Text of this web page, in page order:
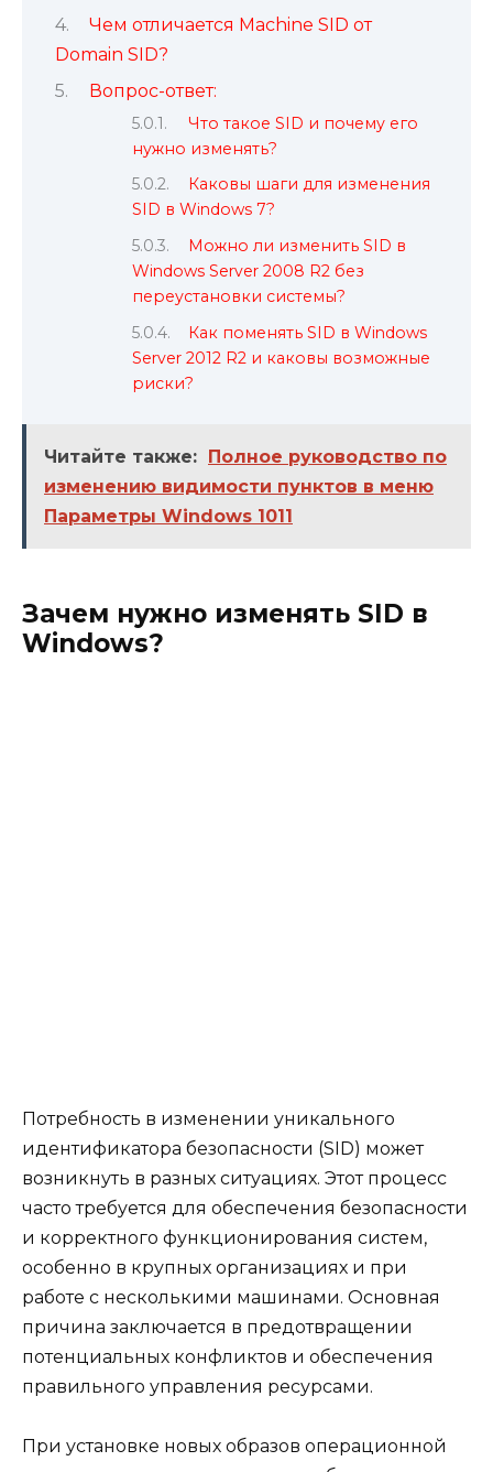
Чем отличается Machine SID от
Domain SID?
Вопрос-ответ:
Что такое SID и почему его
нужно изменять?
Каковы шаги для изменения
SID в Windows 7?
Можно ли изменить SID в
Windows Server 2008 R2 без
переустановки системы?
Как поменять SID в Windows
Server 2012 R2 и каковы возможные
риски?
Читайте также: Полное руководство по
изменению видимости пунктов в меню
Параметры Windows 1011
Зачем нужно изменять SID в
Windows?
Потребность в изменении уникального
идентификатора безопасности (SID) может
возникнуть в разных ситуациях. Этот процесс
часто требуется для обеспечения безопасности
и корректного функционирования систем,
особенно в крупных организациях и при
работе с несколькими машинами. Основная
причина заключается в предотвращении
потенциальных конфликтов и обеспечения
правильного управления ресурсами.
При установке новых образов операционной